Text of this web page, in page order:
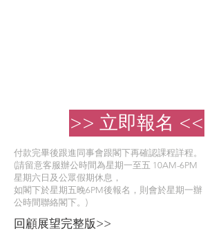
>> 立即報名 <<
付款完畢後跟進同事會跟閣下再確認課程詳程。
(請留意客服辦公時間為星期一至五 10AM-6PM
星期六日及公眾假期休息，
如閣下於星期五晚6PM後報名，則會於星期一辦
公時間聯絡閣下。)
回顧展望完整版>>